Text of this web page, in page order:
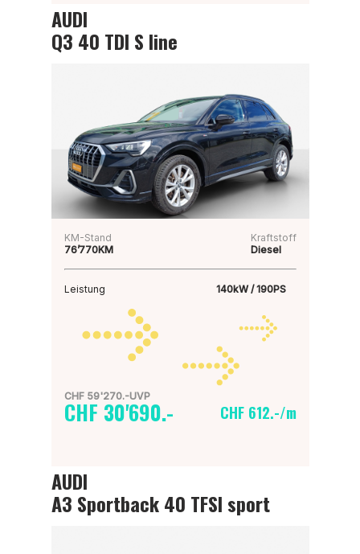
AUDI
Q3 40 TDI S line
KM-Stand
76’770KM
Kraftstoff
Diesel
Leistung 140kW / 190PS
CHF 59'270.-UVP
CHF 30'690.- CHF 612.-/m
AUDI
A3 Sportback 40 TFSI sport